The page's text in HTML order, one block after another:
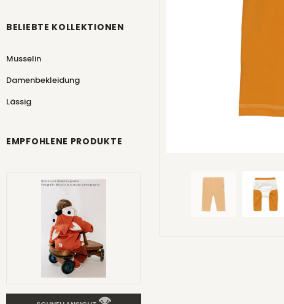
BELIEBTE KOLLEKTIONEN
Musselin
Damenbekleidung
Lässig
EMPFOHLENE PRODUKTE